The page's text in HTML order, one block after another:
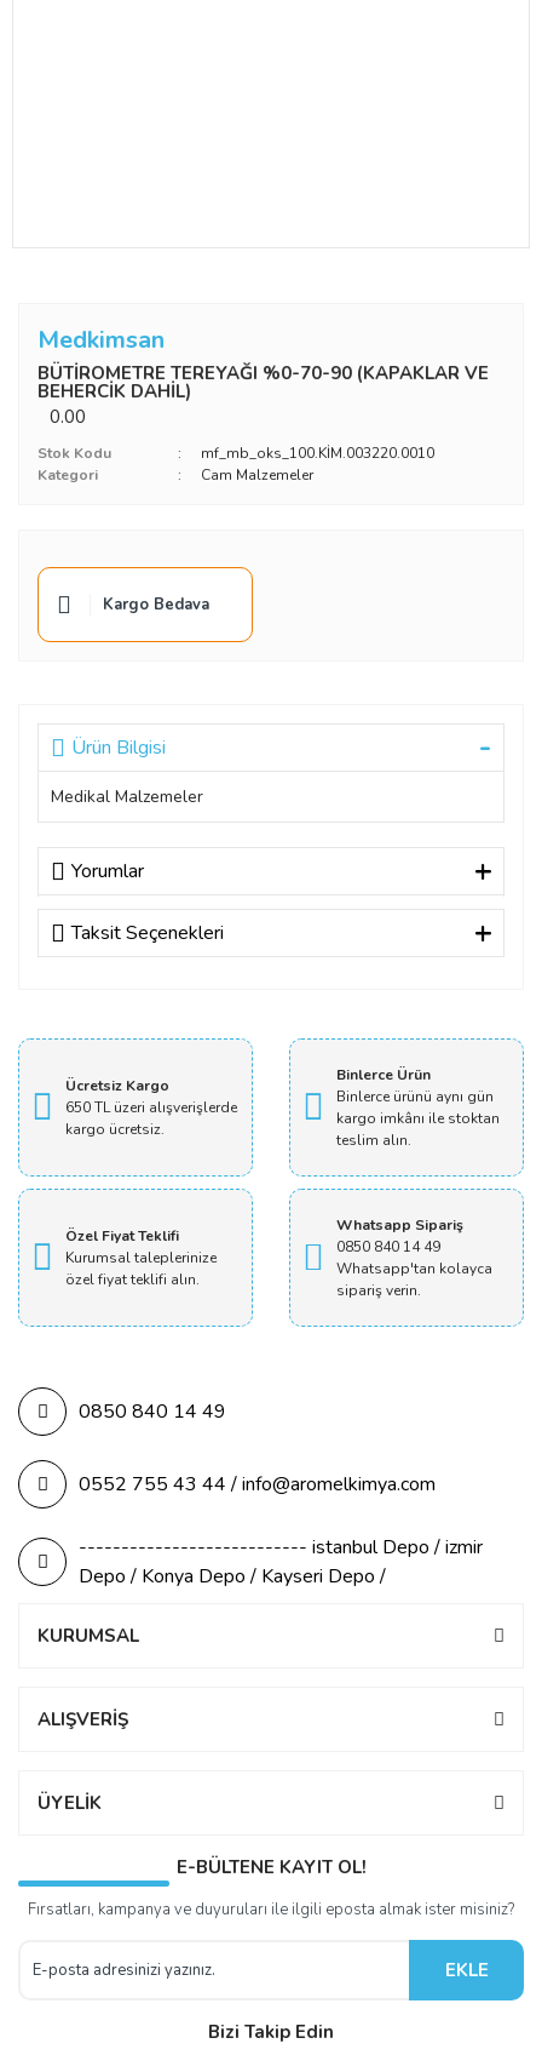
Medkimsan
BÜTİROMETRE TEREYAĞI %0-70-90 (KAPAKLAR VE
BEHERCİK DAHİL)
0.00
Stok Kodu
mf_mb_oks_100.KİM.003220.0010
Kategori
Cam Malzemeler
Kargo Bedava
Ürün Bilgisi
Medikal Malzemeler
Yorumlar
Bu ürüne ilk yorumu siz yapın!
Taksit Seçenekleri
Ücretsiz Kargo
650 TL üzeri alışverişlerde
kargo ücretsiz.
Binlerce Ürün
Binlerce ürünü aynı gün
kargo imkânı ile stoktan
teslim alın.
Özel Fiyat Teklifi
Kurumsal taleplerinize
özel fiyat teklifi alın.
Whatsapp Sipariş
0850 840 14 49
Whatsapp'tan kolayca
sipariş verin.
0850 840 14 49
0552 755 43 44 / info@aromelkimya.com
--------------------------- istanbul Depo / izmir
Depo / Konya Depo / Kayseri Depo /
KURUMSAL
ALIŞVERİŞ
ÜYELİK
E-BÜLTENE KAYIT OL!
Fırsatları, kampanya ve duyuruları ile ilgili eposta almak ister misiniz?
EKLE
Bizi Takip Edin